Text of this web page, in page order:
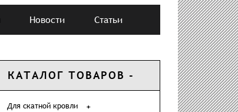
Новости Статьи
КАТАЛОГ ТОВАРОВ
Для скатной кровли